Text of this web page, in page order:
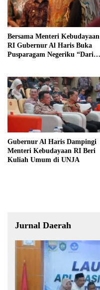
Bersama Menteri Kebudayaan
RI Gubernur Al Haris Buka
Pusparagam Negeriku “Dari
Gubernur Al Haris Dampingi
Menteri Kebudayaan RI Beri
Kuliah Umum di UNJA
Jurnal Daerah